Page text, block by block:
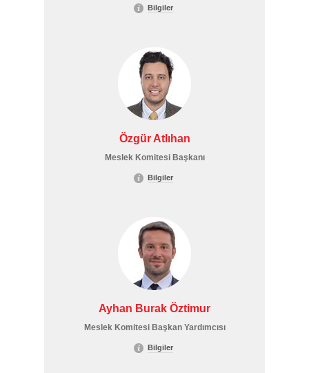
Bilgiler
Özgür Atlıhan
Meslek Komitesi Başkanı
Bilgiler
Ayhan Burak Öztimur
Meslek Komitesi Başkan Yardımcısı
Bilgiler